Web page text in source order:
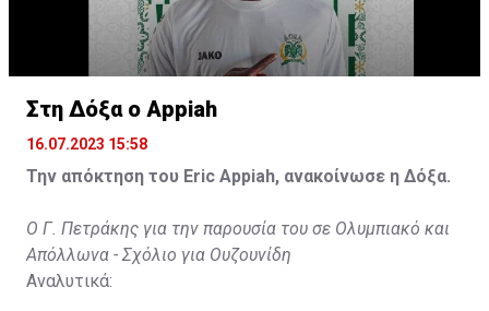
Στη Δόξα ο Appiah
16.07.2023 15:58
Την απόκτηση του Eric Appiah, ανακοίνωσε η Δόξα.
Ο Γ. Πετράκης για την παρουσία του σε Ολυμπιακό και
Απόλλωνα - Σχόλιο για Ουζουνίδη
Αναλυτικά: